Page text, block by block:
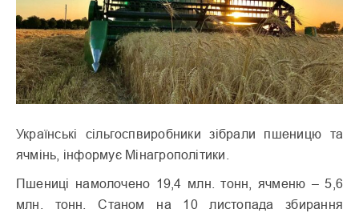
Українські сільгоспвиробники зібрали пшеницю та
ячмінь, інформує Мінагрополітики.
Пшениці намолочено 19,4 млн. тонн, ячменю – 5,6
млн. тонн. Станом на 10 листопада збирання